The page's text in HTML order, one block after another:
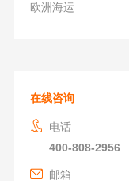
欧洲海运
在线咨询
电话
400-808-2956
邮箱